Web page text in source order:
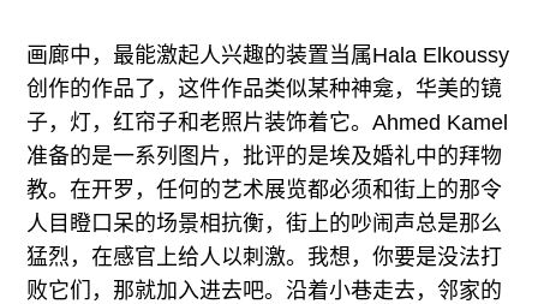
画廊中，最能激起人兴趣的装置当属Hala Elkoussy
创作的作品了，这件作品类似某种神龛，华美的镜
子，灯，红帘子和老照片装饰着它。Ahmed Kamel
准备的是一系列图片，批评的是埃及婚礼中的拜物
教。在开罗，任何的艺术展览都必须和街上的那令
人目瞪口呆的场景相抗衡，街上的吵闹声总是那么
猛烈，在感官上给人以刺激。我想，你要是没法打
败它们，那就加入进去吧。沿着小巷走去，邻家的